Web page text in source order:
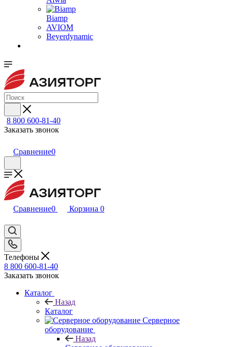
Biamp
AVIOM
Beyerdynamic
8 800 600-81-40
Заказать звонок
Сравнение0
Сравнение0 Корзина 0
Телефоны
8 800 600-81-40
Заказать звонок
Каталог
Назад
Каталог
Серверное
оборудование
Назад